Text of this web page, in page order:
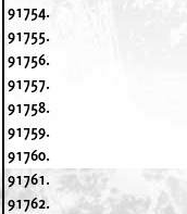
91754.
91755.
91756.
91757.
91758.
91759.
91760.
91761.
91762.